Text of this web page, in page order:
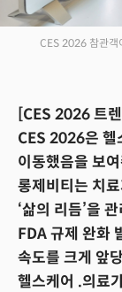
CES 2026 참관객
[CES 2026 트
CES 2026은 헬
이동했음을 보여
롱제비티는 치
‘삶의 리듬’을
FDA 규제 완화
속도를 크게 앞
헬스케어 .의료